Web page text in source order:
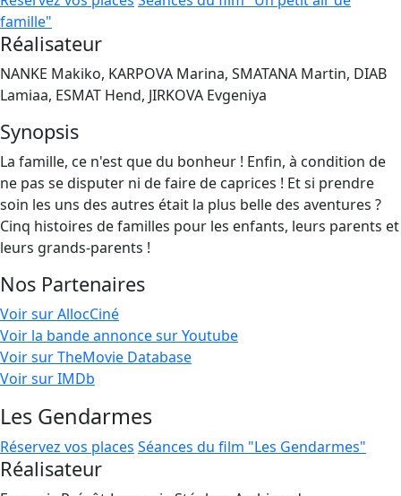
famille"
Réalisateur
NANKE Makiko, KARPOVA Marina, SMATANA Martin, DIAB
Lamiaa, ESMAT Hend, JIRKOVA Evgeniya
Synopsis
La famille, ce n'est que du bonheur ! Enfin, à condition de
ne pas se disputer ni de faire de caprices ! Et si prendre
soin les uns des autres était la plus belle des aventures ?
Cinq histoires de familles pour les enfants, leurs parents et
leurs grands-parents !
Nos Partenaires
Voir sur AllocCiné
Voir la bande annonce sur Youtube
Voir sur TheMovie Database
Voir sur IMDb
Les Gendarmes
Réservez vos places Séances du film "Les Gendarmes"
Réalisateur